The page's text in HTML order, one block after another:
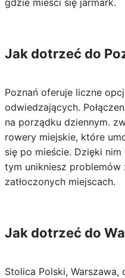
gdzie mieści się jarmark.
Jak dotrzeć do
Poznań oferuje liczne
odwiedzających.
na porządku dziennym.
rowery miejskie, które
się po mieście. Dzięki
tym unikniesz problemów
zatłoczonych miejscach.
Jak dotrzeć do
Stolica Polski,